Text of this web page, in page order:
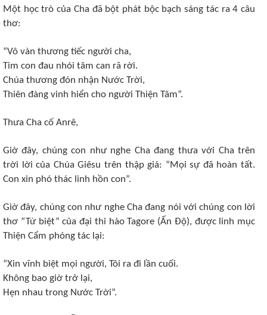
Một học trò của Cha đã bột phát bộc bạch sáng tác ra 4 câu
thơ:
“Vô vàn thương tiếc người cha,
Tim con đau nhói tâm can rã rời.
Chúa thương đón nhận Nước Trời,
Thiên đàng vinh hiển cho người Thiện Tâm”.
Thưa Cha cố Anrê,
Giờ đây, chúng con như nghe Cha đang thưa với Cha trên
trời lời của Chúa Giêsu trên thậpgiá: “Mọi sự đã hoàn tất.
Con xin phó thác linh hồn con”.
Giờ đây, chúng con như nghe Cha đang nói với chúng con lời
thơ “Từ biệt” của đại thi hàoTagore (Ấn Độ), được linh mục
Thiện Cẩm phóng tác lại:
“Xin vĩnh biệt mọi người, Tôi ra đi lần cuối.
Không bao giờ trở lại,
Hẹn nhau trong Nước Trời”.